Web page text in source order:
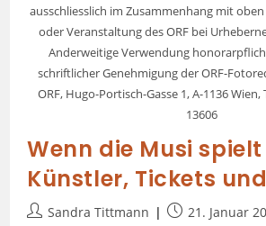
ausschliesslich im Zusammenhang mit
oder Veranstaltung des ORF bei
Anderweitige Verwendung
schriftlicher Genehmigung der ORF-
ORF, Hugo-Portisch-Gasse 1, A-1136 Wien,
13606
Wenn die Musi spielt
Künstler, Tickets
Sandra Tittmann
21. Januar